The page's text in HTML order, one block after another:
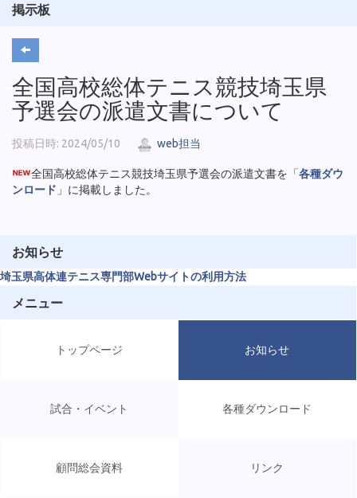
掲示板
全国高校総体テニス競技埼玉県
予選会の派遣文書について
投稿日時: 2024/05/10 web担当
全国高校総体テニス競技埼玉県予選会の派遣文書を「各種ダウ
ンロード 」に掲載しました。
お知らせ
埼玉県高体連テニス専門部Webサイトの利用方法
メニュー
トップページ お知らせ
試合・イベント 各種ダウンロード
顧問総会資料 リンク